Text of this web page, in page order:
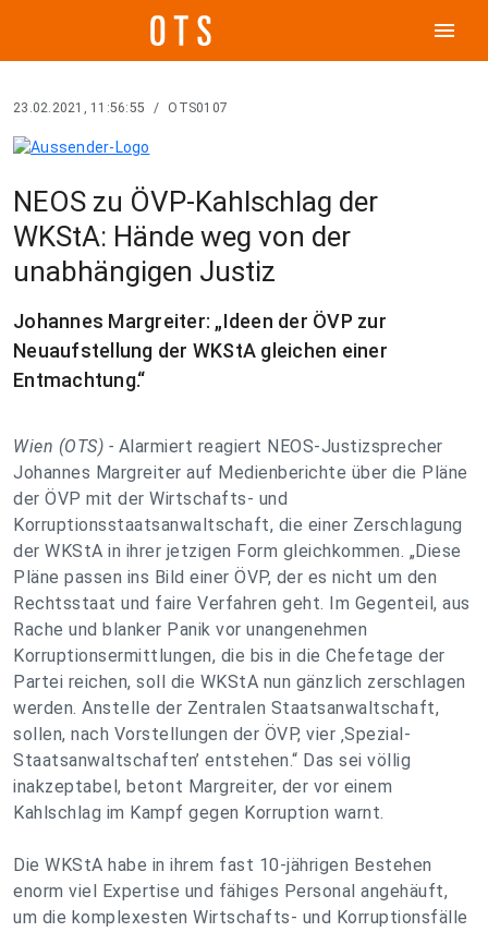
menu
23.02.2021, 11:56:55 / OTS0107
NEOS zu ÖVP-Kahlschlag der
WKStA: Hände weg von der
unabhängigen Justiz
Johannes Margreiter: „Ideen der ÖVP zur
Neuaufstellung der WKStA gleichen einer
Entmachtung.“
Wien (OTS) - Alarmiert reagiert NEOS-Justizsprecher
Johannes Margreiter auf Medienberichte über die Pläne
der ÖVP mit der Wirtschafts- und
Korruptionsstaatsanwaltschaft, die einer Zerschlagung
der WKStA in ihrer jetzigen Form gleichkommen. „Diese
Pläne passen ins Bild einer ÖVP, der es nicht um den
Rechtsstaat und faire Verfahren geht. Im Gegenteil, aus
Rache und blanker Panik vor unangenehmen
Korruptionsermittlungen, die bis in die Chefetage der
Partei reichen, soll die WKStA nun gänzlich zerschlagen
werden. Anstelle der Zentralen Staatsanwaltschaft,
sollen, nach Vorstellungen der ÖVP, vier ‚Spezial-
Staatsanwaltschaften’ entstehen.“ Das sei völlig
inakzeptabel, betont Margreiter, der vor einem
Kahlschlag im Kampf gegen Korruption warnt.
Die WKStA habe in ihrem fast 10-jährigen Bestehen
enorm viel Expertise und fähiges Personal angehäuft,
um die komplexesten Wirtschafts- und Korruptionsfälle